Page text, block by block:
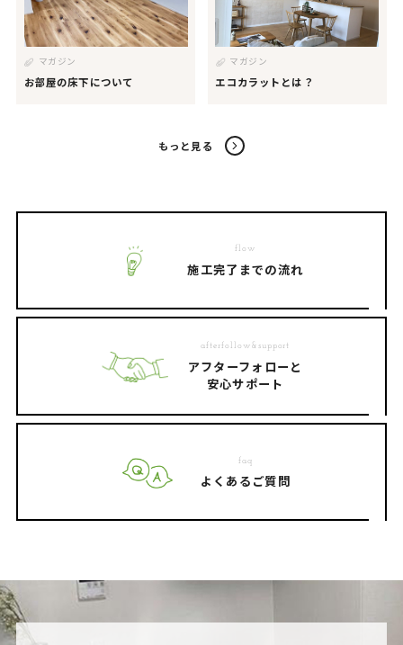
マガジン
お部屋の床下について
マガジン
エコカラットとは？
もっと見る
flow
施工完了までの流れ
afterfollow&support
アフターフォローと
安心サポート
faq
よくあるご質問